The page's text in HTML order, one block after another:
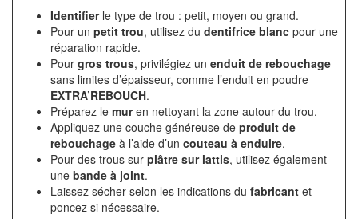
Identifierle type de trou : petit, moyen ou grand.
Pour un petit trou, utilisez du dentifrice blanc pour une
réparation rapide.
Pour gros trous, privilégiez un enduit de rebouchage
sans limites d’épaisseur, comme l’enduit en poudre
EXTRA’REBOUCH.
Préparez le muren nettoyant la zone autour du trou.
Appliquez une couche généreuse de produit de
rebouchage à l’aide d’un couteau à enduire.
Pour des trous sur plâtre sur lattis, utilisez également
une bande à joint.
Laissez sécher selon les indications du fabricant et
poncez si nécessaire.